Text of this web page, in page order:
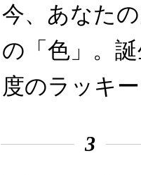
今、あなた
の「色」。
度のラッキ
3